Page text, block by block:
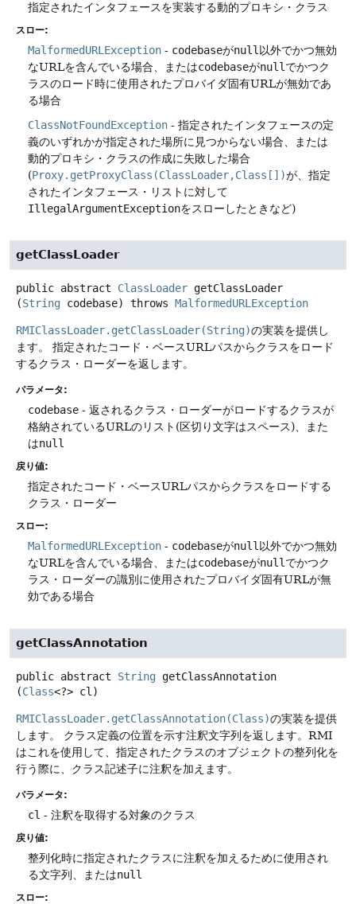
指定されたインタフェースを実装する動的プロキシ・クラス
スロー:
MalformedURLException - codebaseがnull 以外でかつ無効
なURLを含んでいる場合、またはcodebaseがnull でかつク
ラスのロード時に使用されたプロバイダ固有URLが無効であ
る場合
ClassNotFoundException - 指定されたインタフェースの定
義のいずれかが指定された場所に見つからない場合、または
動的プロキシ・クラスの作成に失敗した場合
(Proxy.getProxyClass(ClassLoader,Class[])が、指定
されたインタフェース・リストに対して
IllegalArgumentExceptionをスローしたときなど)
getClassLoader
public abstract ClassLoader getClassLoader
(String codebase) throws MalformedURLException
RMIClassLoader.getClassLoader(String)の実装を提供し
ます。
指定されたコード・ベースURLパスからクラスをロード
するクラス・ローダーを返します。
パラメータ:
codebase - 返されるクラス・ローダーがロードするクラスが
格納されているURLのリスト(区切り文字はスペース)、また
はnull
戻り値:
指定されたコード・ベースURLパスからクラスをロードする
クラス・ローダー
スロー:
MalformedURLException - codebaseがnull以外でかつ無効
なURLを含んでいる場合、またはcodebaseがnullでかつク
ラス・ローダーの識別に使用されたプロバイダ固有URLが無
効である場合
getClassAnnotation
public abstract String getClassAnnotation
(Class<?> cl)
RMIClassLoader.getClassAnnotation(Class)の実装を提供
します。
クラス定義の位置を示す注釈文字列を返します。RMI
はこれを使用して、指定されたクラスのオブジェクトの整列化を
行う際に、クラス記述子に注釈を加えます。
パラメータ:
cl - 注釈を取得する対象のクラス
戻り値:
整列化時に指定されたクラスに注釈を加えるために使用され
る文字列、またはnull
スロー: